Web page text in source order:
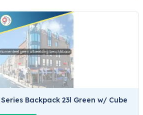
Backpack 23l Green w/ Cube